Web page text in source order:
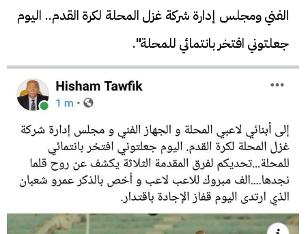
الفني ومجلس إدارة شركة غزل المحلة لكرة القدم.. اليوم
جعلتوني افتخر بانتمائي للمحلة".